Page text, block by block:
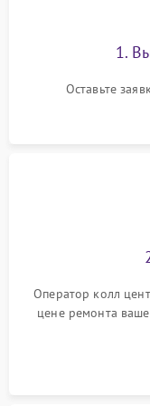
1.
Оставьте
Оператор колл
цене ремонта